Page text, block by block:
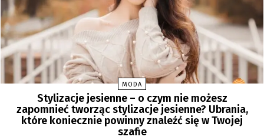
MODA
Stylizacje jesienne – o czym nie możesz
zapomnieć tworząc stylizacje jesienne? Ubrania,
które koniecznie powinny znaleźć się w Twojej
szafie